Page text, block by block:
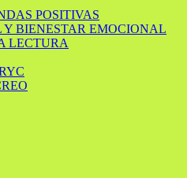
POSITIVAS
BIENESTAR EMOCIONAL
LECTURA